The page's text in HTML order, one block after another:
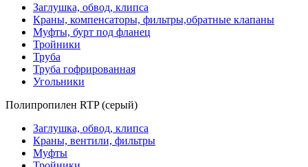
Заглушка, обвод, клипса
Краны, компенсаторы, фильтры,обратные клапаны
Муфты, бурт под фланец
Тройники
Труба
Труба гофрированная
Угольники
Полипропилен RTP (серый)
Заглушка, обвод, клипса
Краны, вентили, фильтры
Муфты